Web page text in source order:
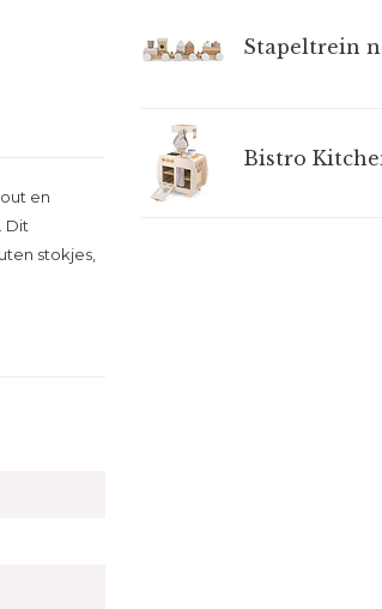
en
Dit
stokjes,
Stapeltrein
Bistro